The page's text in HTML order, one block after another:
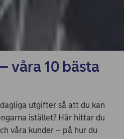
våra 10 bästa
utgifter så att du kan
istället? Här hittar du
våra kunder – på hur du